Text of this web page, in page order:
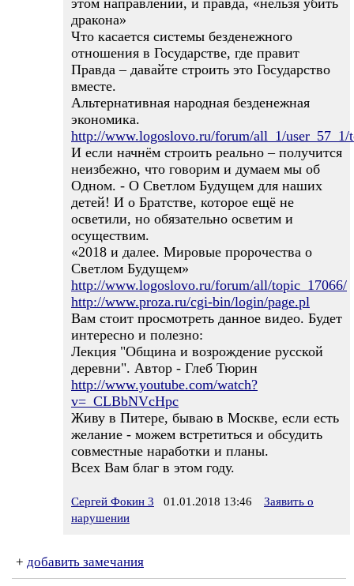
этом направлении, и правда, «нельзя убить
дракона»
Что касается системы безденежного
отношения в Государстве, где правит
Правда – давайте строить это Государство
вместе.
Альтернативная народная безденежная
экономика.
http://www.logoslovo.ru/forum/all_1/user_57_1/
И если начнём строить реально – получится
неизбежно, что говорим и думаем мы об
Одном. - О Светлом Будущем для наших
детей! И о Братстве, которое ещё не
осветили, но обязательно осветим и
осуществим.
«2018 и далее. Мировые пророчества о
Светлом Будущем»
http://www.logoslovo.ru/forum/all/topic_17066/
http://www.proza.ru/cgi-bin/login/page.pl
Вам стоит просмотреть данное видео. Будет
интересно и полезно:
Лекция "Община и возрождение русской
деревни". Автор - Глеб Тюрин
http://www.youtube.com/watch?
v=_CLBbNVcHpc
Живу в Питере, бываю в Москве, если есть
желание - можем встретиться и обсудить
совместные наработки и планы.
Всех Вам благ в этом году.
Сергей Фокин 3 01.01.2018 13:46
Заявить о
нарушении
+ добавить замечания